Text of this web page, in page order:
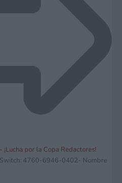
por la Copa Redactores!
4760-6946-0402- Nombre